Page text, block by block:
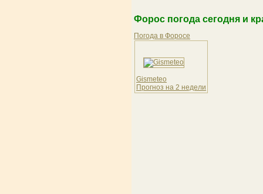
Форос погода сегодня и
Погода в Форосе
Gismeteo
Прогноз на 2 недели